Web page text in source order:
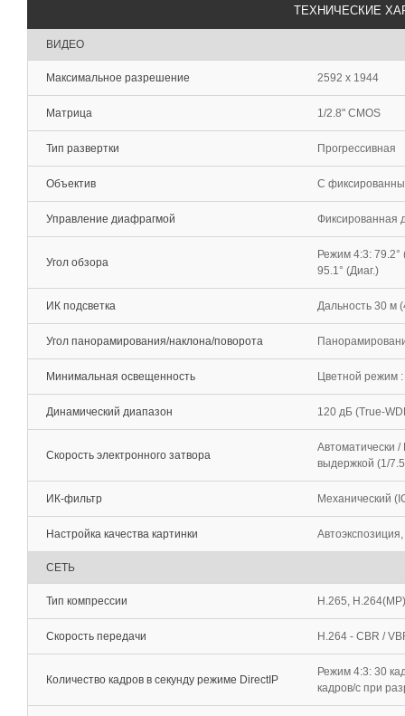
ТЕХНИЧЕСКИЕ
ВИДЕО
Максимальное разрешение 2592 х 1944
Матрица 1/2.8" CMOS
Тип развертки Прогрессивная
Объектив С
Управление диафрагмой Фиксированная
Угол обзора
Режим 4:3: 79.2°
95.1° (Диаг.)
ИК подсветка Дальность 30 м
Угол панорамирования/наклона/поворота
Минимальная освещенность Цветной режим
Динамический диапазон 120 дБ (True-
Скорость электронного затвора
Автоматически
выдержкой (1/
ИК-фильтр Механический
Настройка качества картинки
СЕТЬ
Тип компрессии H.265,
Скорость передачи H.264 - CBR /
Количество кадров в секунду режиме DirectIP
Режим 4:3: 30
кадров/с при